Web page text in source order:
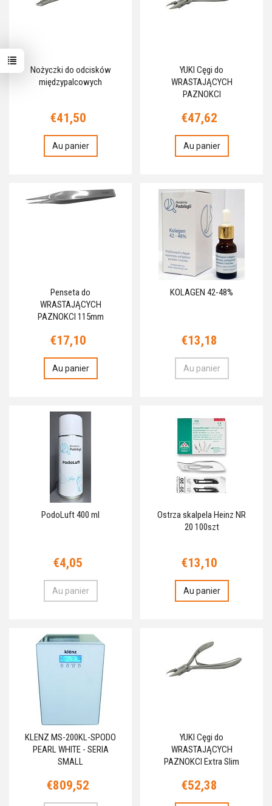
Nożyczki do odcisków
międzypalcowych
€41,50
Au panier
YUKI Cęgi do
WRASTAJĄCYCH
PAZNOKCI
€47,62
Au panier
Penseta do
WRASTAJĄCYCH
PAZNOKCI 115mm
€17,10
Au panier
KOLAGEN 42-48%
€13,18
Au panier
PodoLuft 400 ml
€4,05
Au panier
Ostrza skalpela Heinz NR
20 100szt
€13,10
Au panier
KLENZ MS-200KL-SPODO
PEARL WHITE - SERIA
SMALL
€809,52
YUKI Cęgi do
WRASTAJĄCYCH
PAZNOKCI Extra Slim
€52,38